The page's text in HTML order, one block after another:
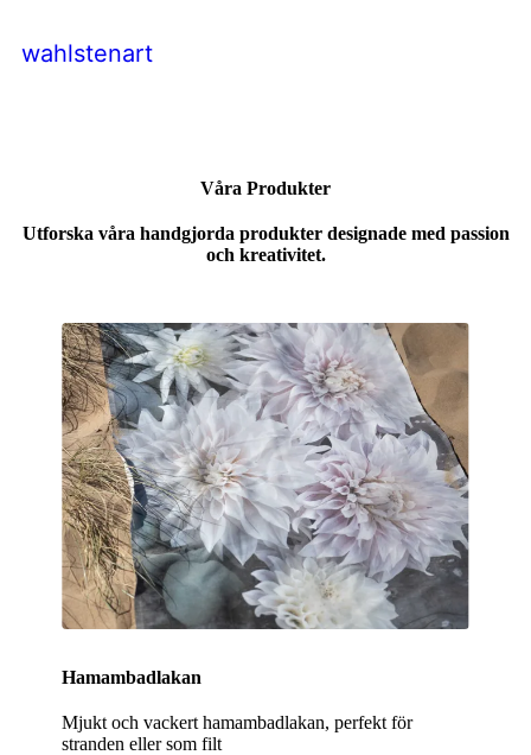
wahlstenart
Våra Produkter
Utforska våra handgjorda produkter designade med passion
och kreativitet.
Hamambadlakan
Mjukt och vackert hamambadlakan, perfekt för
stranden eller som filt